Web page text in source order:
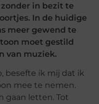
in bezit te
In de huidige
meer gewend te
moet gestild
van muziek.
besefte ik mij dat ik
mee te nemen.
gaan letten. Tot